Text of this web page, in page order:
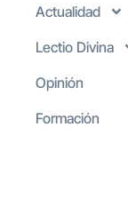
Actualidad
Lectio Divina
Opinión
Formación